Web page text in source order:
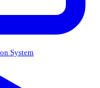
System